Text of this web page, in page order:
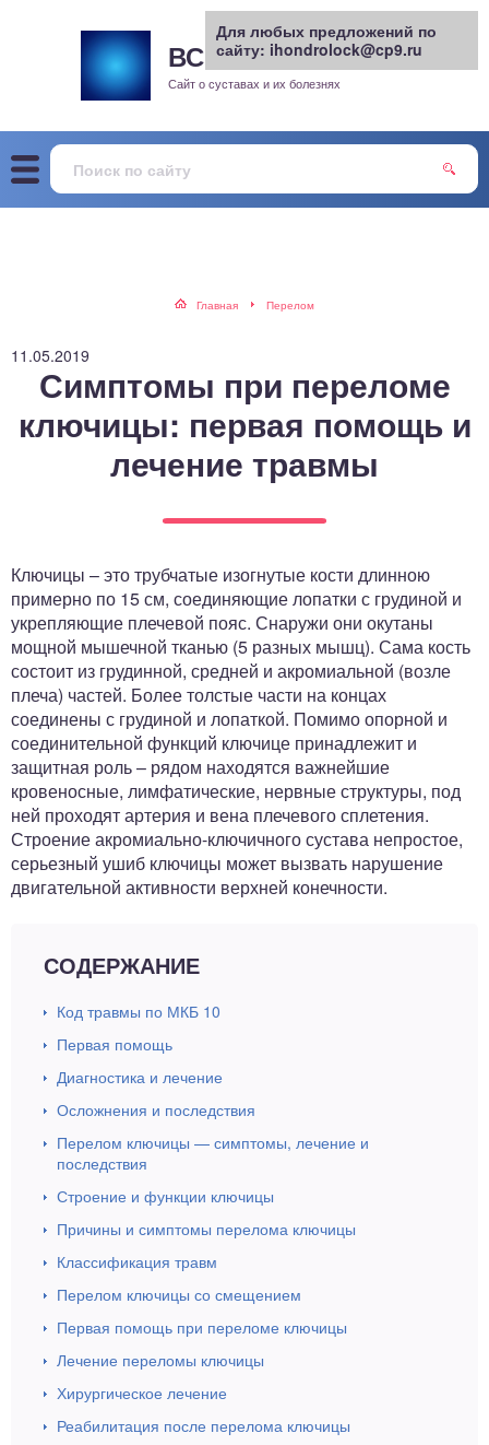
ВСЕ О СУСТАВАХ.РУ
Сайт о суставах и их болезнях
Главная Перелом
11.05.2019
Симптомы при переломе
ключицы: первая помощь и
лечение травмы
Ключицы – это трубчатые изогнутые кости длинною
примерно по 15 см, соединяющие лопатки с грудиной и
укрепляющие плечевой пояс. Снаружи они окутаны
мощной мышечной тканью (5 разных мышц). Сама кость
состоит из грудинной, средней и акромиальной (возле
плеча) частей. Более толстые части на концах
соединены с грудиной и лопаткой. Помимо опорной и
соединительной функций ключице принадлежит и
защитная роль – рядом находятся важнейшие
кровеносные, лимфатические, нервные структуры, под
ней проходят артерия и вена плечевого сплетения.
Строение акромиально-ключичного сустава непростое,
серьезный ушиб ключицы может вызвать нарушение
двигательной активности верхней конечности.
СОДЕРЖАНИЕ
Код травмы по МКБ 10
Первая помощь
Диагностика и лечение
Осложнения и последствия
Перелом ключицы — симптомы, лечение и
последствия
Строение и функции ключицы
Причины и симптомы перелома ключицы
Классификация травм
Перелом ключицы со смещением
Первая помощь при переломе ключицы
Лечение переломы ключицы
Хирургическое лечение
Реабилитация после перелома ключицы
Для любых предложений по
сайту: ihondrolock@cp9.ru
сустав